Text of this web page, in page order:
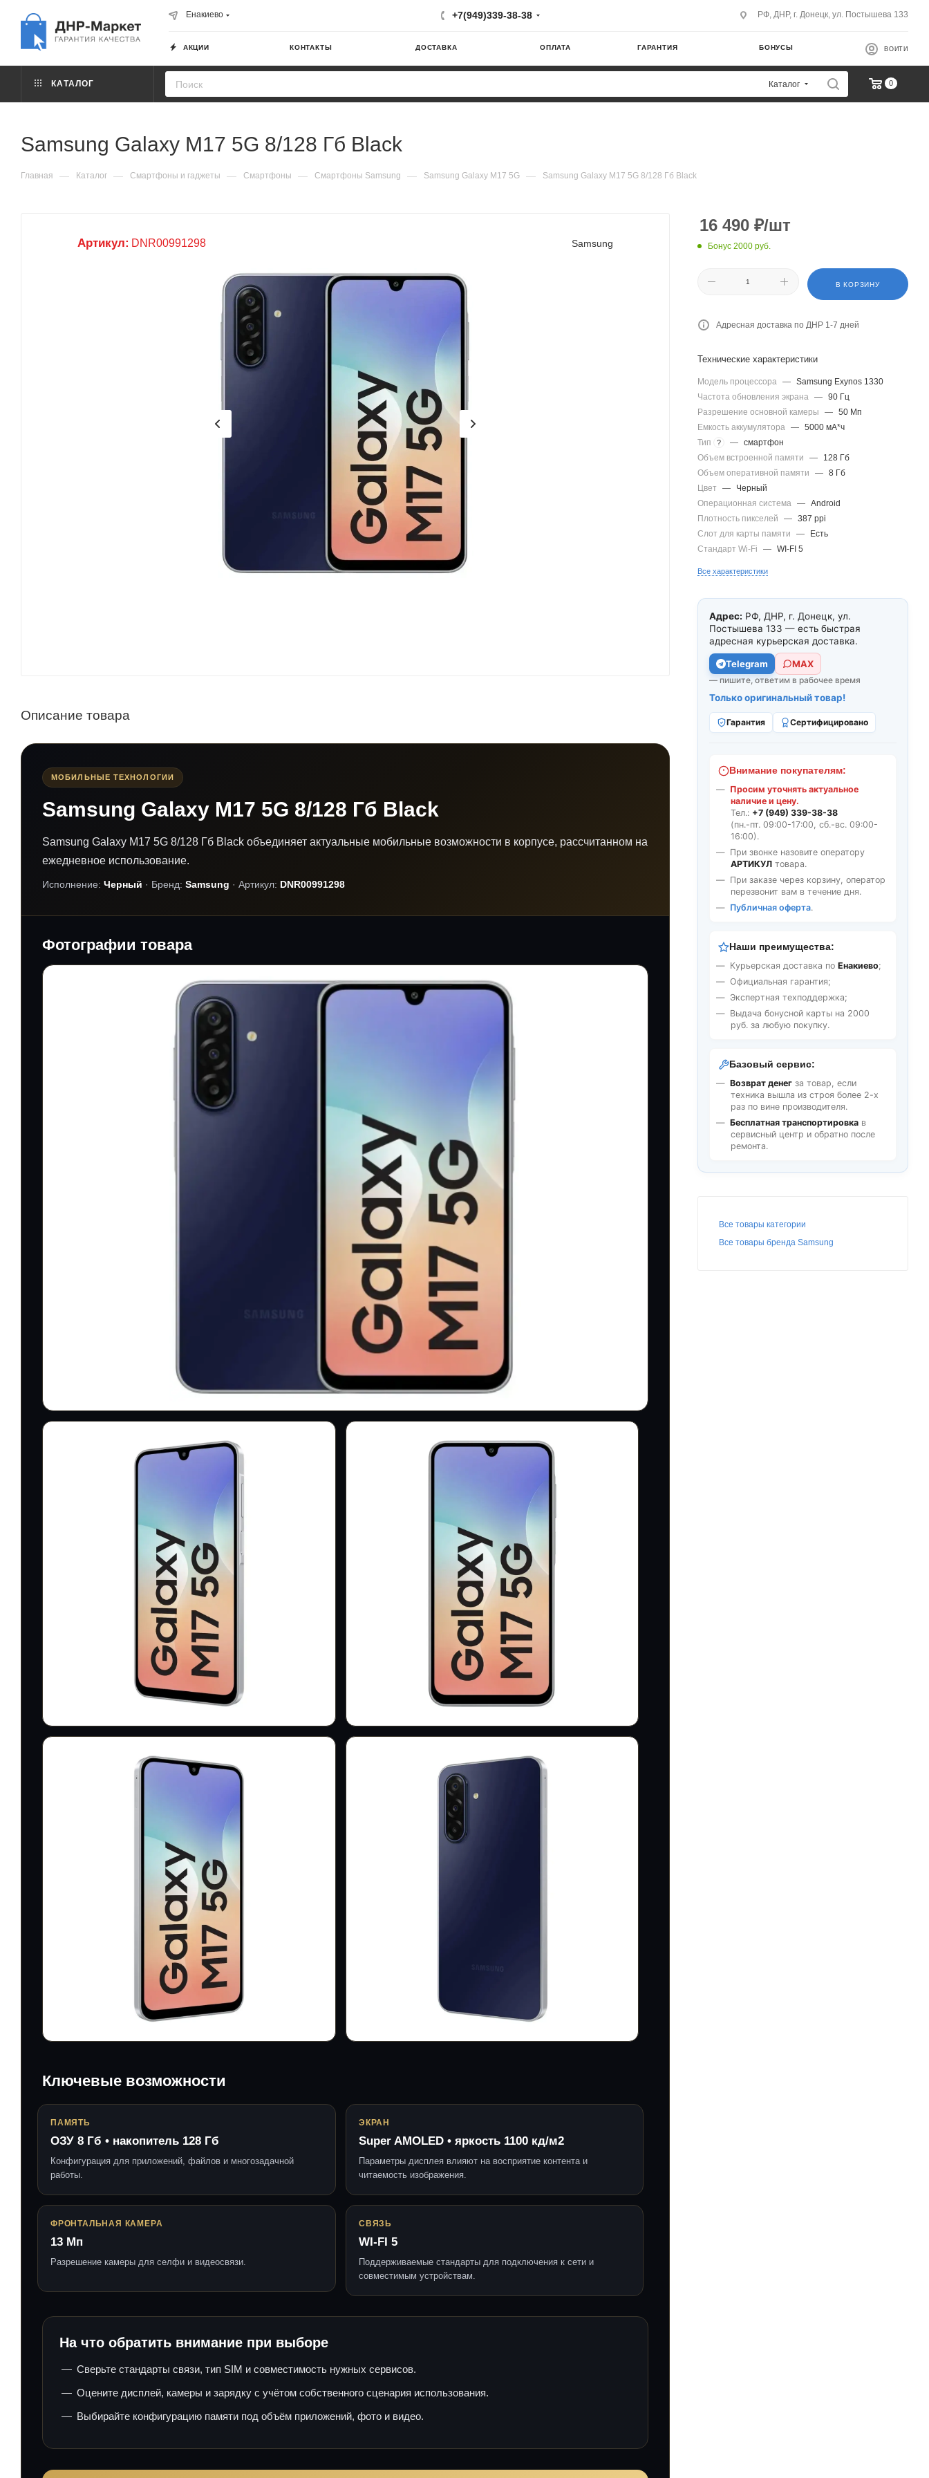
Енакиево +7(949)339-38-38 РФ, ДНР, г. Донецк, ул. Постышева 133
АКЦИИ КОНТАКТЫ ДОСТАВКА ОПЛАТА ГАРАНТИЯ БОНУСЫ ВОЙТИ
КАТАЛОГ Каталог 0
Samsung Galaxy M17 5G 8/128 Гб Black
Главная — Каталог — Смартфоны и гаджеты — Смартфоны — Смартфоны Samsung — Samsung Galaxy M17 5G — Samsung Galaxy M17 5G 8/128 Гб Black
Артикул: DNR00991298 Samsung
Описание товара
МОБИЛЬНЫЕ ТЕХНОЛОГИИ
Samsung Galaxy M17 5G 8/128 Гб Black
Samsung Galaxy M17 5G 8/128 Гб Black объединяет актуальные мобильные возможности в корпусе, рассчитанном на
ежедневное использование.
Исполнение: Черный · Бренд: Samsung · Артикул: DNR00991298
Фотографии товара
Ключевые возможности
ПАМЯТЬ
ОЗУ 8 Гб • накопитель 128 Гб
Конфигурация для приложений, файлов и многозадачной
работы.
ЭКРАН
Super AMOLED • яркость 1100 кд/м2
Параметры дисплея влияют на восприятие контента и
читаемость изображения.
ФРОНТАЛЬНАЯ КАМЕРА
13 Мп
Разрешение камеры для селфи и видеосвязи.
СВЯЗЬ
WI-FI 5
Поддерживаемые стандарты для подключения к сети и
совместимым устройствам.
На что обратить внимание при выборе
Сверьте стандарты связи, тип SIM и совместимость нужных сервисов.
Оцените дисплей, камеры и зарядку с учётом собственного сценария использования.
Выбирайте конфигурацию памяти под объём приложений, фото и видео.
16 490 ₽/шт
Бонус 2000 руб.
В КОРЗИНУ
Адресная доставка по ДНР 1-7 дней
Технические характеристики
Модель процессора — Samsung Exynos 1330
Частота обновления экрана — 90 Гц
Разрешение основной камеры
— 50 Мп
Емкость аккумулятора — 5000 мА*ч
Тип
? — смартфон
Объем встроенной памяти
—
128 Гб
Объем оперативной памяти
— 8 Гб
Цвет
—
Черный
Операционная система — Android
Плотность пикселей
— 387 ppi
Слот для карты памяти
—
Есть
Стандарт Wi-Fi
— WI-FI 5
Все характеристики
Адрес: РФ, ДНР, г. Донецк, ул.
Постышева 133 — есть быстрая
адресная курьерская доставка.
Telegram МАХ
— пишите, ответим в рабочее время
Только оригинальный товар!
Гарантия Сертифицировано
Внимание покупателям:
Просим уточнять актуальное
наличие и цену.
Тел.: +7 (949) 339-38-38
(пн.-пт. 09:00-17:00, сб.-вс. 09:00-
16:00).
При звонке назовите оператору
АРТИКУЛ товара.
При заказе через корзину, оператор
перезвонит вам в течение дня.
Публичная оферта.
Наши преимущества:
Курьерская доставка по Енакиево;
Официальная гарантия;
Экспертная техподдержка;
Выдача бонусной карты на 2000
руб. за любую покупку.
Базовый сервис:
Возврат денег за товар, если
техника вышла из строя более 2-х
раз по вине производителя.
Бесплатная транспортировка в
сервисный центр и обратно после
ремонта.
Все товары категории
Все товары бренда Samsung